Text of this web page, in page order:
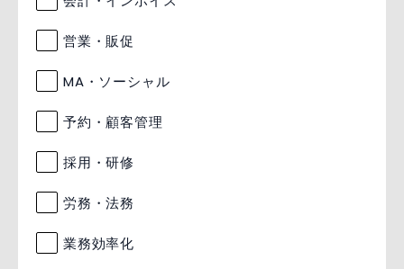
営業・販促
MA・ソーシャル
予約・顧客管理
採用・研修
労務・法務
業務効率化